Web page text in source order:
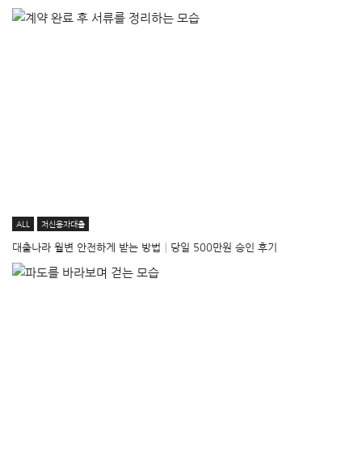
ALL 저신용자대출
대출나라 월변 안전하게 받는 방법│당일 500만원 승인 후기